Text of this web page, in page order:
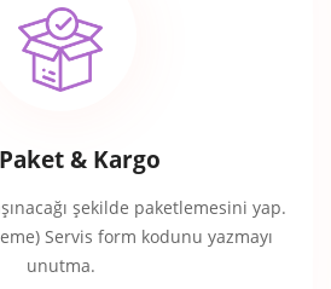
& Kargo
şekilde paketlemesini yap.
Servis form kodunu yazmayı
unutma.